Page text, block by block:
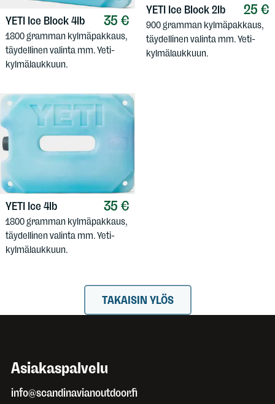
35 €
YETI Ice Block 4lb
1800 gramman kylmäpakkaus,
täydellinen valinta mm. Yeti-
kylmälaukkuun.
25 €
YETI Ice Block 2lb
900 gramman kylmäpakkaus,
täydellinen valinta mm. Yeti-
kylmälaukkuun.
35 €
YETI Ice 4lb
1800 gramman kylmäpakkaus,
täydellinen valinta mm. Yeti-
kylmälaukkuun.
TAKAISIN YLÖS
Asiakaspalvelu
info@scandinavianoutdoor.fi